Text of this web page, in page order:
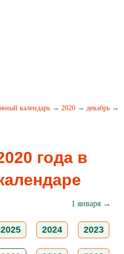
календарь → 2020 → декабрь →
года в
1 января →
2025 2024 2023